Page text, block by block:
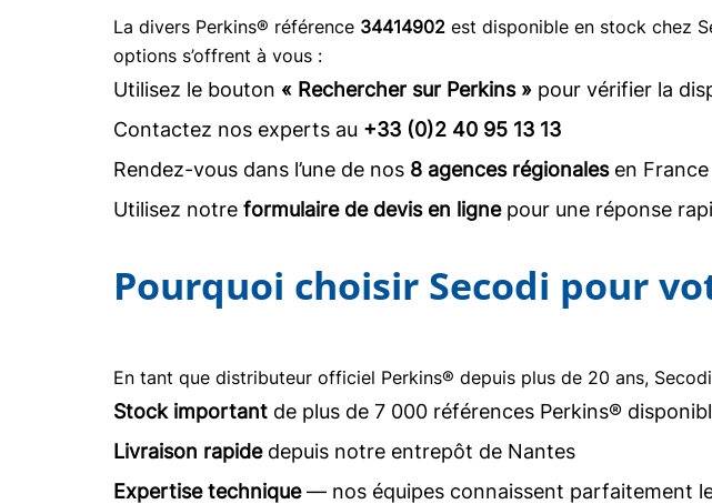
La divers Perkins® référence 34414902 est disponible en stock chez
options s’offrent à vous :
Utilisez le bouton « Rechercher sur Perkins » pour vérifier la
Contactez nos experts au +33 (0)2 40 95 13 13
Rendez-vous dans l’une de nos 8 agences régionalesen France
Utilisez notre formulaire de devis en lignepour une réponse
Pourquoi choisir Secodi pour
En tant que distributeur officiel Perkins® depuis plus de 20 ans,
Stock important de plus de 7 000 références Perkins®
Livraison rapidedepuis notre entrepôt de Nantes
Expertise technique— nos équipes connaissent parfaitement